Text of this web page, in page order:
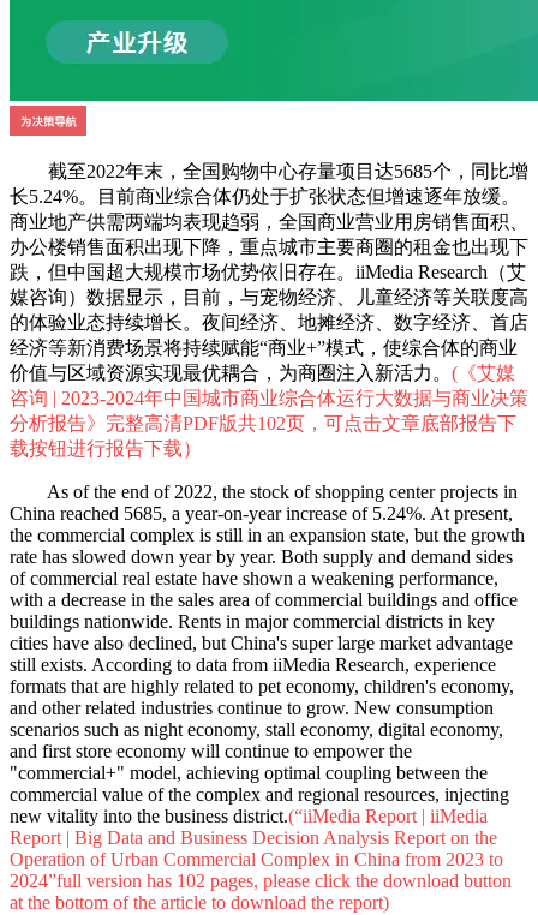
截至2022年末，全国购物中心存量项目达5685个，同比增
长5.24%。目前商业综合体仍处于扩张状态但增速逐年放缓。
商业地产供需两端均表现趋弱，全国商业营业用房销售面积、
办公楼销售面积出现下降，重点城市主要商圈的租金也出现下
跌，但中国超大规模市场优势依旧存在。iiMedia Research（艾
媒咨询）数据显示，目前，与宠物经济、儿童经济等关联度高
的体验业态持续增长。夜间经济、地摊经济、数字经济、首店
经济等新消费场景将持续赋能“商业+”模式，使综合体的商业
价值与区域资源实现最优耦合，为商圈注入新活力。 (《艾媒
咨询 | 2023-2024年中国城市商业综合体运行大数据与商业决策
分析报告》完整高清PDF版共102页，可点击文章底部报告下
载按钮进行报告下载）
As of the end of 2022, the stock of shopping center projects in
China reached 5685, a year-on-year increase of 5.24%. At present,
the commercial complex is still in an expansion state, but the growth
rate has slowed down year by year. Both supply and demand sides
of commercial real estate have shown a weakening performance,
with a decrease in the sales area of commercial buildings and office
buildings nationwide. Rents in major commercial districts in key
cities have also declined, but China's super large market advantage
still exists. According to data from iiMedia Research, experience
formats that are highly related to pet economy, children's economy,
and other related industries continue to grow. New consumption
scenarios such as night economy, stall economy, digital economy,
and first store economy will continue to empower the
"commercial+" model, achieving optimal coupling between the
commercial value of the complex and regional resources, injecting
new vitality into the business district.(“iiMedia Report | iiMedia
Report | Big Data and Business Decision Analysis Report on the
Operation of Urban Commercial Complex in China from 2023 to
2024”full version has 102 pages, please click the download button
at the bottom of the article to download the report)